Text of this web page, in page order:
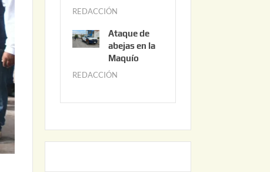
0
2
6
REDACCIÓN
n
i
0
2
Ataque de
abejas en la
Maquío
REDACCIÓN
y